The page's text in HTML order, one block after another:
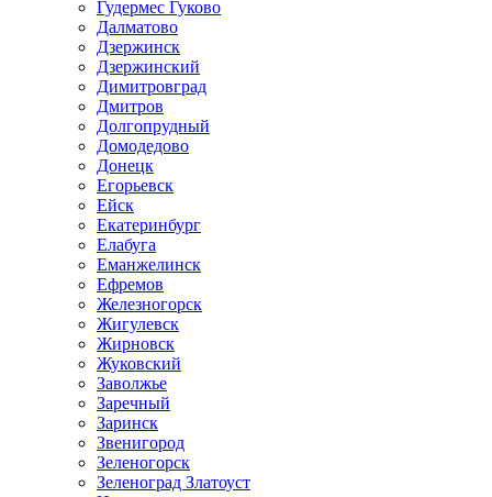
Гудермес Гуково
Далматово
Дзержинск
Дзержинский
Димитровград
Дмитров
Долгопрудный
Домодедово
Донецк
Егорьевск
Ейск
Екатеринбург
Елабуга
Еманжелинск
Ефремов
Железногорск
Жигулевск
Жирновск
Жуковский
Заволжье
Заречный
Заринск
Звенигород
Зеленогорск
Зеленоград Златоуст